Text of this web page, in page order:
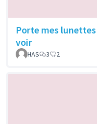
Porte mes
voir
HAS 3 2